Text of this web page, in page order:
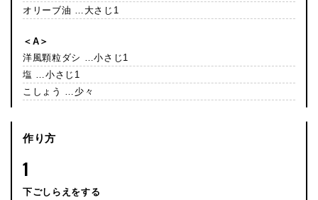
オリーブ油 …大さじ1
＜A＞
洋風顆粒ダシ …小さじ1
塩 …小さじ1
こしょう …少々
作り方
1
下ごしらえをする